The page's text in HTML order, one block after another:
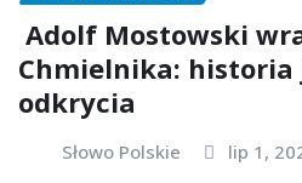
Adolf Mostowski
Chmielnika: historia
odkrycia
Słowo Polskie lip 1,